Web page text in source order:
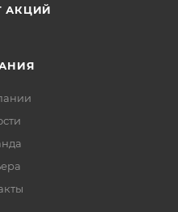
АКЦИЙ